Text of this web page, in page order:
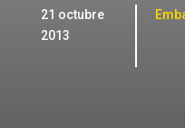
21 octubre
2013